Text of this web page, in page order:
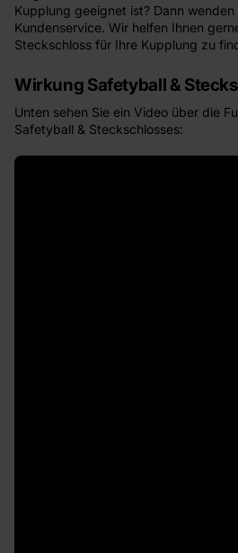
Kupplung geeignet ist? Dann
Kundenservice. Wir helfen Ihnen
Steckschloss für Ihre Kupplung zu
Wirkung Safetyball &
Unten sehen Sie ein Video über die
Safetyball & Steckschlosses: